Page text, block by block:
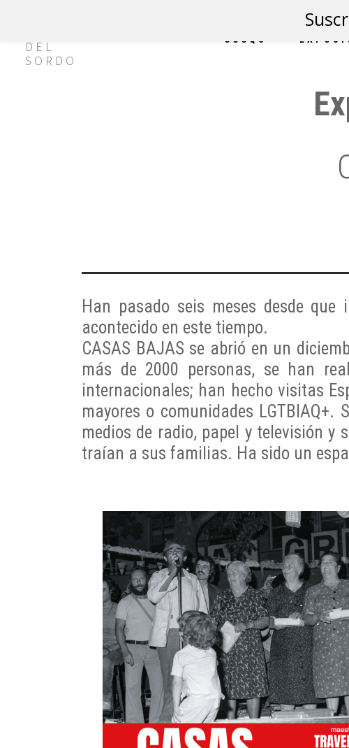
CCCQS
Han pasado seis meses desde
acontecido en este tiempo.
CASAS BAJAS se abrió en un
más de 2000 personas, se han
internacionales; han hecho visitas
mayores o comunidades
medios de radio, papel y televisión y
traían a sus familias. Ha sido un